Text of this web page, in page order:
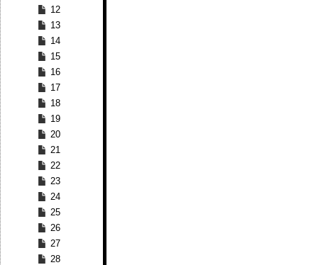
12
13
14
15
16
17
18
19
20
21
22
23
24
25
26
27
28